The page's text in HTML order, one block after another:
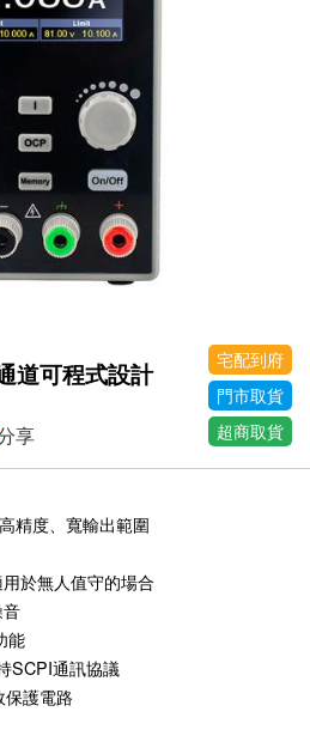
道可程式設計
宅配到府
門市取貨
超商取貨
享
精度、寬輸出範圍
於無人值守的場合
能
SCPI通訊協議
保護電路